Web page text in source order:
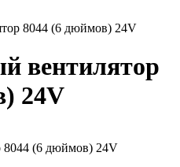
8044 (6 дюймов) 24V
вентилятор
24V